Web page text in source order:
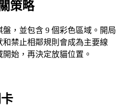
策略
盤，並包含 9 個彩色區域。開局
禁止相鄰規則會成為主要線
始，再決定放貓位置。